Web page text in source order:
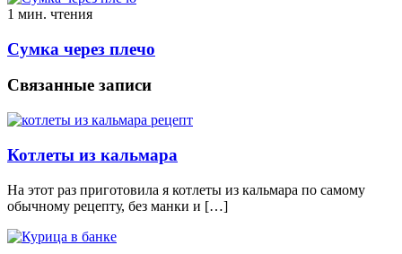
1 мин. чтения
Сумка через плечо
Связанные записи
Котлеты из кальмара
На этот раз приготовила я котлеты из кальмара по самому
обычному рецепту, без манки и […]